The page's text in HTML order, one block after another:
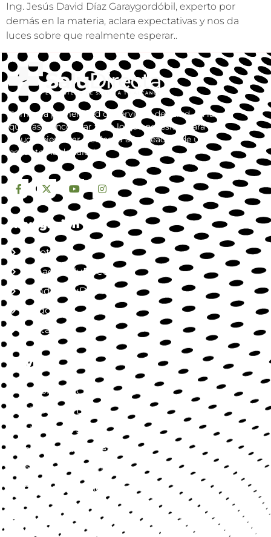
Ing. Jesús David Díaz Garaygordóbil, experto por
demás en la materia, aclara expectativas y nos da
luces sobre que realmente esperar..
Somos la primera red de servicios de salud, en la
que vas a encontrar todo lo que necesitas para tu
salud y bienestar. dedicada a la creación de un
ecosistema de salud.
Navegación
Nosotros
Jornada SaluDirecta
Mundo SaluDirecta
Aliados
Contacto
Servicios
SaluDirecta Citas
SaluDirecta Lab
SaluDirecta Job
SaluDirecta Market
SaluDirecta Learning
Longevidad y Bienestar
Contact